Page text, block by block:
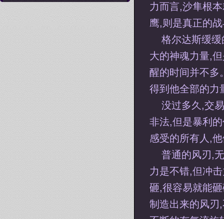
力而言,沙隼根
鹰,则是真正的
格尔达斯缓
大的神魂力量,
醒的时间并不多
得到他全部的力
没过多久,交
非法,但是暴利
感受的所有人,
普通的风刃,
力是不错,但冲
砸,很容易就能
制造出来的风刃